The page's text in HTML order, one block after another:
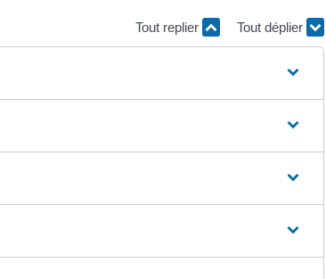
Tout replier Tout déplier